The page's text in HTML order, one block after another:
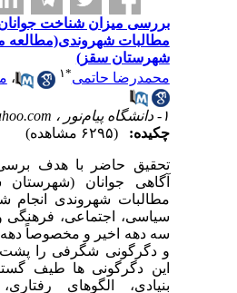
بررسی میزان شناخت جوانان
مطالبات شهروندی(مطالعه
شهرستان سقز)
محمدرضا حاتمی
۱ ،
چکیده:
تحقیق حاضر با هدف برسی
آگاهی جوانان (شهرستان
مطالبات شهروندی انجام
سیاسی، اجتماعی، فرهنگی و
و دگرگونی شگرفی را پشت
این دگرگونی ها طیف
بنیادی، الگوهای